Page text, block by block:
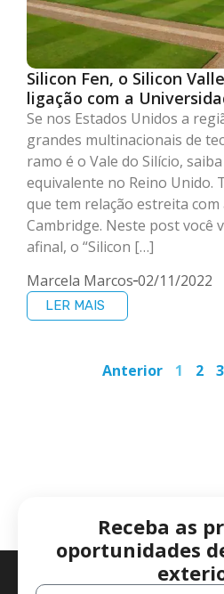
Silicon Fen, o Silicon
ligação com a
Se nos Estados Unidos a
grandes multinacionais de
ramo é o Vale do Silício,
equivalente no Reino Unido.
que tem relação estreita com
Cambridge. Neste post você
afinal, o “Silicon […]
Marcela Marcos 02/11/2022
LER MAIS
Anterior 1 2 3
Receba as
oportunidades